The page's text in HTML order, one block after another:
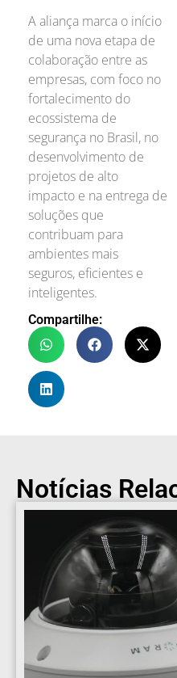
A aliança marca o início
de uma nova etapa de
colaboração entre as
empresas, com foco no
fortalecimento do
ecossistema de
segurança no Brasil, no
desenvolvimento de
projetos de alto
impacto e na entrega de
soluções que
contribuam para
ambientes mais
seguros, eficientes e
inteligentes.
Compartilhe:
Notícias